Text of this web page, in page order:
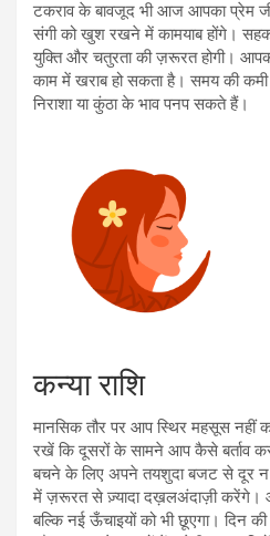
टकराव के बावजूद भी आज आपका प्रेम
संगी को खुश रखने में कामयाब होंगे।
युक्ति और चतुरता की ज़रूरत होगी।
काम में खराब हो सकता है। समय की
निराशा या कुंठा के भाव पनप सकते हैं।
कन्या राशि
मानसिक तौर पर आप स्थिर महसूस नहीं
रखें कि दूसरों के सामने आप कैसे बर्ताव
बचने के लिए अपने तयशुदा बजट से दूर न
में ज़रूरत से ज़्यादा दख़लअंदाज़ी करेंगे।
बल्कि नई ऊँचाइयों को भी छूएगा। दिन